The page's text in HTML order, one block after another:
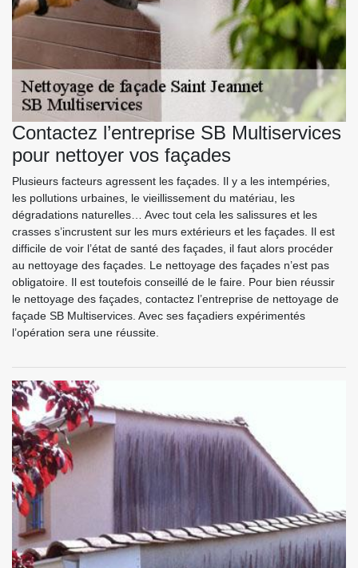
Contactez l’entreprise SB Multiservices
pour nettoyer vos façades
Plusieurs facteurs agressent les façades. Il y a les intempéries,
les pollutions urbaines, le vieillissement du matériau, les
dégradations naturelles… Avec tout cela les salissures et les
crasses s’incrustent sur les murs extérieurs et les façades. Il est
difficile de voir l’état de santé des façades, il faut alors procéder
au nettoyage des façades. Le nettoyage des façades n’est pas
obligatoire. Il est toutefois conseillé de le faire. Pour bien réussir
le nettoyage des façades, contactez l’entreprise de nettoyage de
façade SB Multiservices. Avec ses façadiers expérimentés
l’opération sera une réussite.